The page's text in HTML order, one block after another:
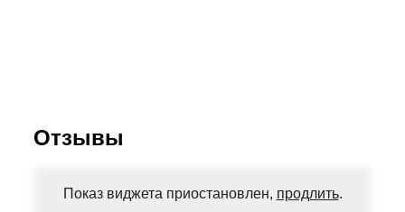
Отзывы
Показ виджета приостановлен, продлить.